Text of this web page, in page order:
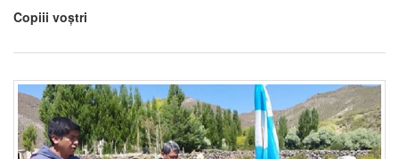
Copiii voștri